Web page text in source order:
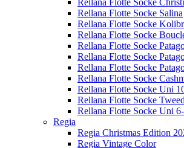
Rellana Flotte Socke
Rellana Flotte Socke Salina
Rellana Flotte Socke
Rellana Flotte Socke
Rellana Flotte Socke
Rellana Flotte Socke
Rellana Flotte Socke
Rellana Flotte Socke
Rellana Flotte Socke Uni
Rellana Flotte Socke
Rellana Flotte Socke Uni
Regia
Regia Christmas Edition
Regia Vintage Color